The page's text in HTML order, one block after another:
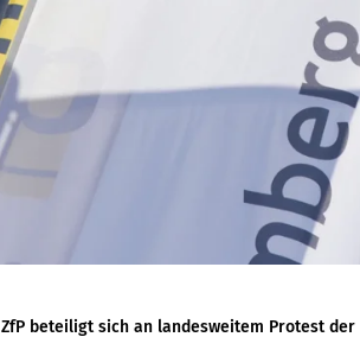
ZfP beteiligt sich an landesweitem Protest